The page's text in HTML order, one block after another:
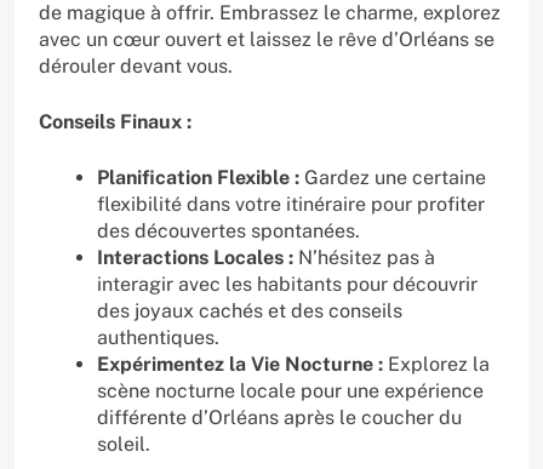
de magique à offrir. Embrassez le charme, explorez
avec un cœur ouvert et laissez le rêve d’Orléans se
dérouler devant vous.
Conseils Finaux :
Planification Flexible : Gardez une certaine
flexibilité dans votre itinéraire pour profiter
des découvertes spontanées.
Interactions Locales : N’hésitez pas à
interagir avec les habitants pour découvrir
des joyaux cachés et des conseils
authentiques.
Expérimentez la Vie Nocturne : Explorez la
scène nocturne locale pour une expérience
différente d’Orléans après le coucher du
soleil.